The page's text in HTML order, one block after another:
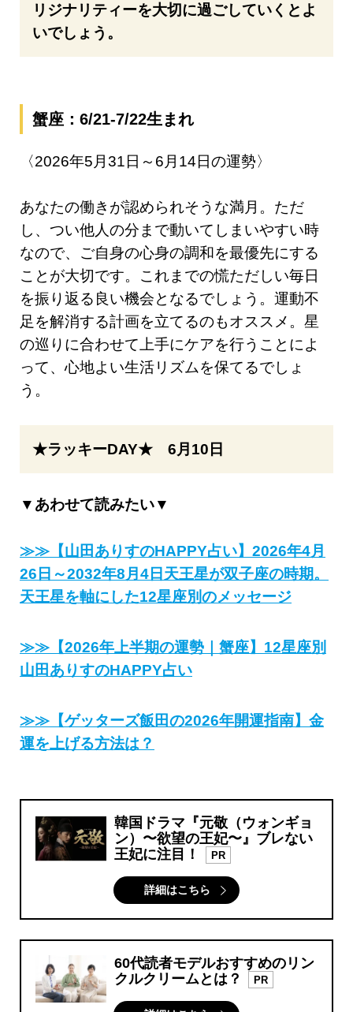
リジナリティーを大切に過ごしていくとよ
いでしょう。
蟹座：6/21-7/22生まれ
〈2026年5月31日～6月14日の運勢〉
あなたの働きが認められそうな満月。ただ
し、つい他人の分まで動いてしまいやすい時
なので、ご自身の心身の調和を最優先にする
ことが大切です。これまでの慌ただしい毎日
を振り返る良い機会となるでしょう。運動不
足を解消する計画を立てるのもオススメ。星
の巡りに合わせて上手にケアを行うことによ
って、心地よい生活リズムを保てるでしょ
う。
★ラッキーDAY★ 6月10日
▼あわせて読みたい▼
≫≫【山田ありすのHAPPY占い】2026年4月
26日～2032年8月4日天王星が双子座の時期。
天王星を軸にした12星座別のメッセージ
≫≫【2026年上半期の運勢｜蟹座】12星座別
山田ありすのHAPPY占い
≫≫【ゲッターズ飯田の2026年開運指南】金
運を上げる方法は？
韓国ドラマ『元敬（ウォンギョ
ン）〜欲望の王妃〜』ブレない
王妃に注目！
PR
詳細はこちら
60代読者モデルおすすめのリン
クルクリームとは？
PR